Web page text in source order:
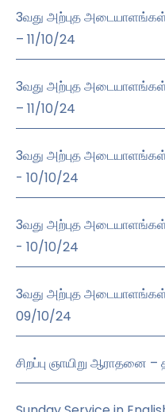
3வது அற்புத அடையாளங்கள்
– 11/10/24
3வது அற்புத
– 11/10/24
3வது அற்புத அடையாளங்கள்
- 10/10/24
3வது அற்புத
- 10/10/24
3வது அற்புத
09/10/24
சிறப்பு ஞாயிறு ஆராதனை